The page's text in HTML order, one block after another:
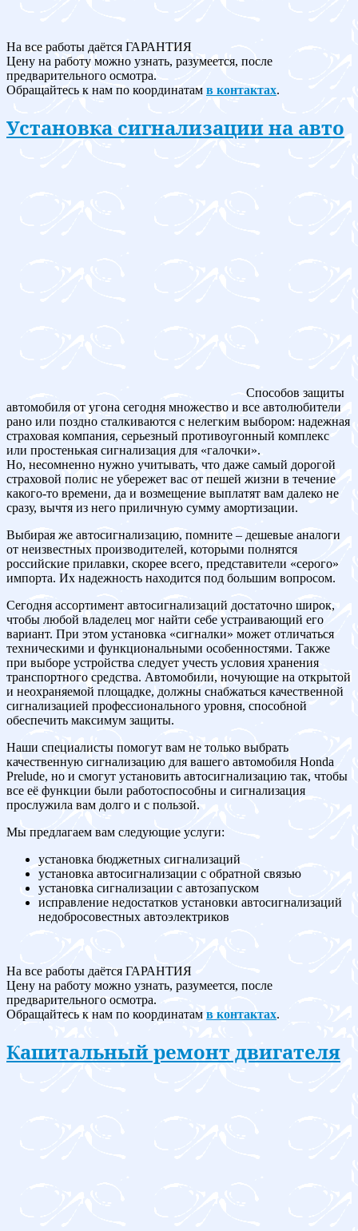
На все работы даётся ГАРАНТИЯ
Цену на работу можно узнать, разумеется, после
предварительного осмотра.
Обращайтесь к нам по координатам в контактах.
Установка сигнализации на авто
Способов защиты
автомобиля от угона сегодня множество и все автолюбители
рано или поздно сталкиваются с нелегким выбором: надежная
страховая компания, серьезный противоугонный комплекс
или простенькая сигнализация для «галочки».
Но, несомненно нужно учитывать, что даже самый дорогой
страховой полис не убережет вас от пешей жизни в течение
какого-то времени, да и возмещение выплатят вам далеко не
сразу, вычтя из него приличную сумму амортизации.
Выбирая же автосигнализацию, помните – дешевые аналоги
от неизвестных производителей, которыми полнятся
российские прилавки, скорее всего, представители «серого»
импорта. Их надежность находится под большим вопросом.
Сегодня ассортимент автосигнализаций достаточно широк,
чтобы любой владелец мог найти себе устраивающий его
вариант. При этом установка «сигналки» может отличаться
техническими и функциональными особенностями. Также
при выборе устройства следует учесть условия хранения
транспортного средства. Автомобили, ночующие на открытой
и неохраняемой площадке, должны снабжаться качественной
сигнализацией профессионального уровня, способной
обеспечить максимум защиты.
Наши специалисты помогут вам не только выбрать
качественную сигнализацию для вашего автомобиля Honda
Prelude, но и смогут установить автосигнализацию так, чтобы
все её функции были работоспособны и сигнализация
прослужила вам долго и с пользой.
Мы предлагаем вам следующие услуги:
установка бюджетных сигнализаций
установка автосигнализации с обратной связью
установка сигнализации с автозапуском
исправление недостатков установки автосигнализаций
недобросовестных автоэлектриков
На все работы даётся ГАРАНТИЯ
Цену на работу можно узнать, разумеется, после
предварительного осмотра.
Обращайтесь к нам по координатам в контактах.
Капитальный ремонт двигателя